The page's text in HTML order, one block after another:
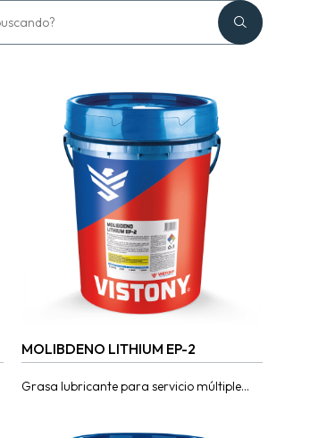
MOLIBDENO LITHIUM EP-2
Grasa lubricante para servicio múltiple